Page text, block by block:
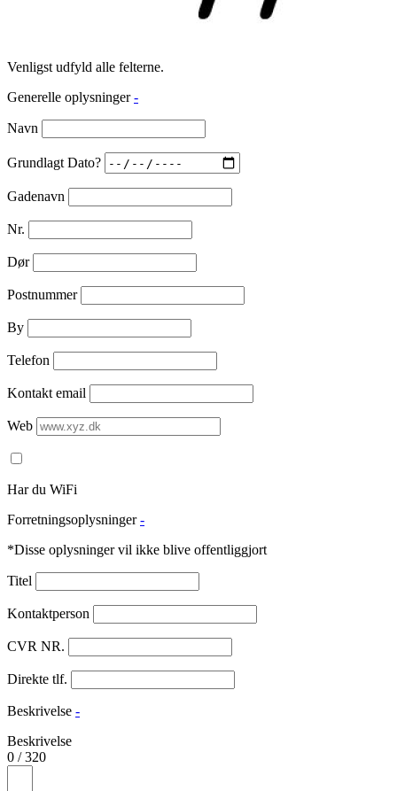
Venligst udfyld alle felterne.
Generelle oplysninger -
Navn
Grundlagt Dato?
Gadenavn
Nr.
Dør
Postnummer
By
Telefon
Kontakt email
Web
Har du WiFi
Forretningsoplysninger -
*Disse oplysninger vil ikke blive offentliggjort
Titel
Kontaktperson
CVR NR.
Direkte tlf.
Beskrivelse -
Beskrivelse
0 /320